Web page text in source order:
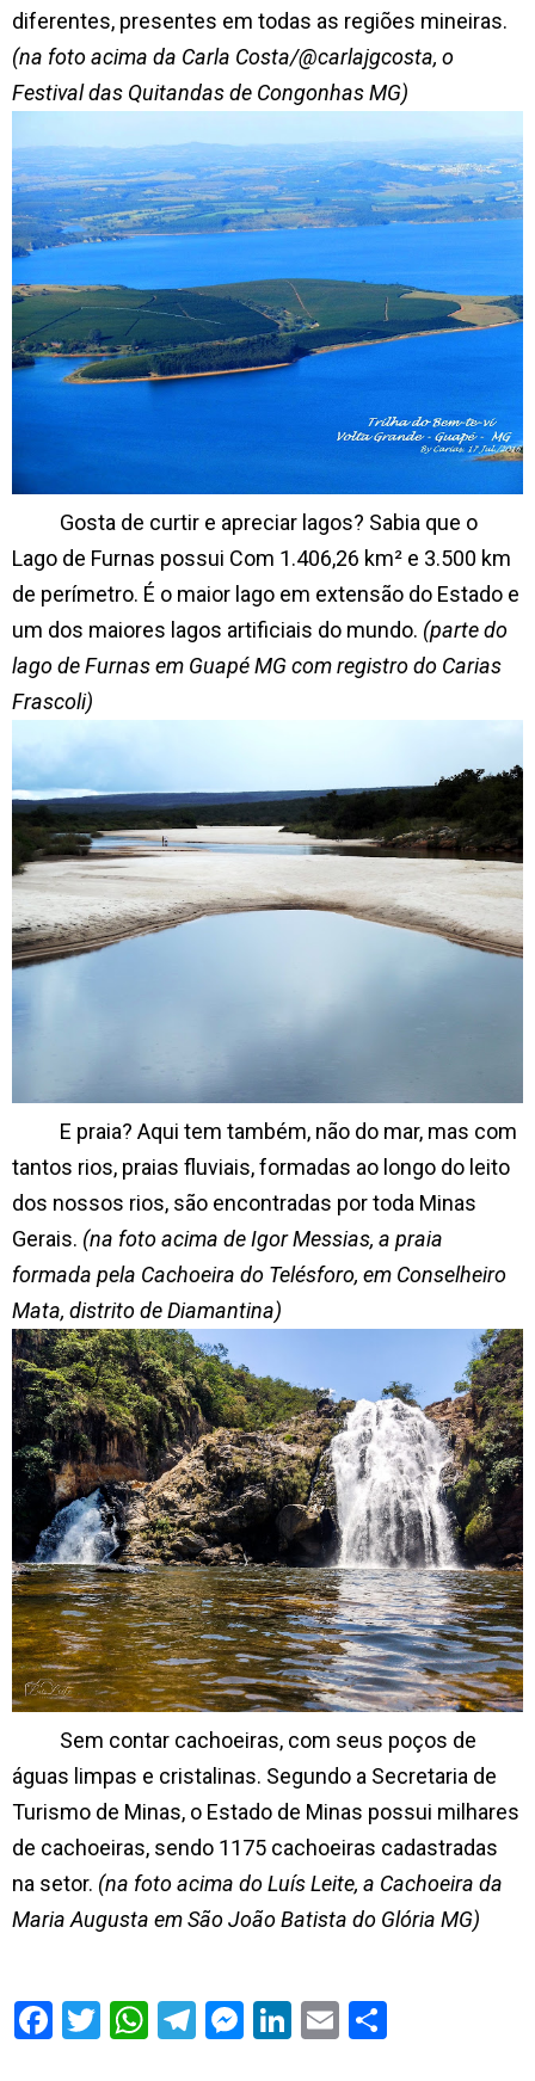
diferentes, presentes em todas as regiões mineiras.
(na foto acima da Carla Costa/@carlajgcosta, o
Festival das Quitandas de Congonhas MG)
Gosta de curtir e apreciar lagos? Sabia que o
Lago de Furnas possui Com 1.406,26 km² e 3.500 km
de perímetro. É o maior lago em extensão do Estado e
um dos maiores lagos artificiais do mundo. (parte do
lago de Furnas em Guapé MG com registro do Carias
Frascoli)
E praia? Aqui tem também, não do mar, mas com
tantos rios, praias fluviais, formadas ao longo do leito
dos nossos rios, são encontradas por toda Minas
Gerais. (na foto acima de Igor Messias, a praia
formada pela Cachoeira do Telésforo, em Conselheiro
Mata, distrito de Diamantina)
Sem contar cachoeiras, com seus poços de
águas limpas e cristalinas. Segundo a Secretaria de
Turismo de Minas, o Estado de Minas possui milhares
de cachoeiras, sendo 1175 cachoeiras cadastradas
na setor. (na foto acima do Luís Leite, a Cachoeira da
Maria Augusta em São João Batista do Glória MG)